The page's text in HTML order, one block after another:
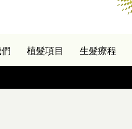
植髮項目 生髮療程